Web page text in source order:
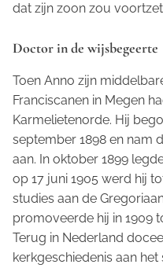
dat zijn zoon zou
Doctor in de wijsbegeerte
Toen Anno zijn
Franciscanen in Megen
Karmelietenorde. Hij
september 1898 en nam
aan. In oktober 1899
op 17 juni 1905 werd hij
studies aan de
promoveerde hij in 1909
Terug in Nederland
kerkgeschiedenis aan